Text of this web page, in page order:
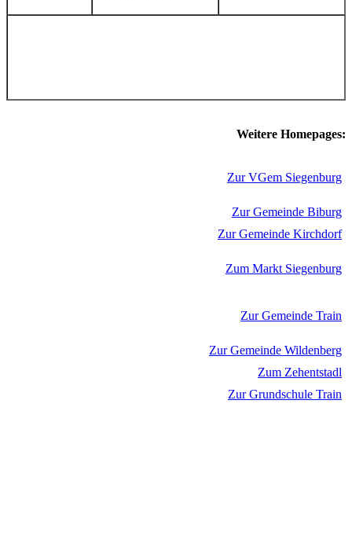
Weitere Homepages:
Zur VGem Siegenburg
Zur Gemeinde Biburg
Zur Gemeinde Kirchdorf
Zum Markt Siegenburg
Zur Gemeinde Train
Zur Gemeinde Wildenberg
Zum Zehentstadl
Zur Grundschule Train